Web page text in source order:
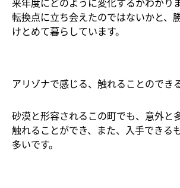
転換点に立ち会えたのではないかと、
けとめて暮らしています。
アリゾナで感じる、触れることのでき
砂漠と形容されるこの町でも、意外と
触れることができ、また、入手できる
多いです。